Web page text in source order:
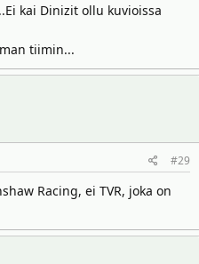
kai Dinizit ollu kuvioissa
tiimin...
#29
Racing, ei TVR, joka on